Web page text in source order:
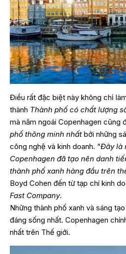
Điều rất đặc biệt này không chỉ
thành Thành phố có chất lượng
mà năm ngoái Copenhagen cũng
phố thông minh nhất bởi những
công nghệ và kinh doanh. “Đây là
Copenhagen đã tạo nên danh
thành phố xanh hàng đầu trên
Boyd Cohen đến từ tạp chí kinh
Fast Company.
Những thành phố xanh và sáng
đáng sống nhất. Copenhagen
nhất trên Thế giới.